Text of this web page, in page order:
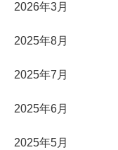
2026年3月
2025年8月
2025年7月
2025年6月
2025年5月